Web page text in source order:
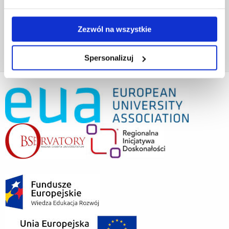
Zezwól na wszystkie
Spersonalizuj
Rachunek bankowy UR
Darowizny